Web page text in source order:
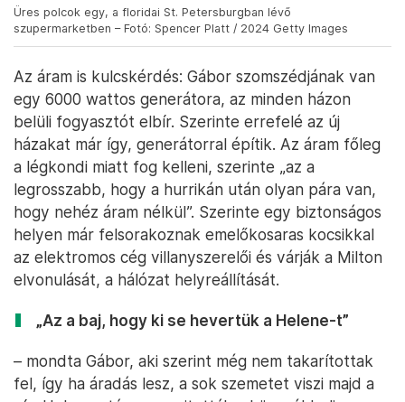
Üres polcok egy, a floridai St. Petersburgban lévő
szupermarketben – Fotó: Spencer Platt / 2024 Getty Images
Az áram is kulcskérdés: Gábor szomszédjának van
egy 6000 wattos generátora, az minden házon
belüli fogyasztót elbír. Szerinte errefelé az új
házakat már így, generátorral építik. Az áram főleg
a légkondi miatt fog kelleni, szerinte „az a
legrosszabb, hogy a hurrikán után olyan pára van,
hogy nehéz áram nélkül”. Szerinte egy biztonságos
helyen már felsorakoznak emelőkosaras kocsikkal
az elektromos cég villanyszerelői és várják a Milton
elvonulását, a hálózat helyreállítását.
„Az a baj, hogy ki se hevertük a Helene-t”
– mondta Gábor, aki szerint még nem takarítottak
fel, így ha áradás lesz, a sok szemetet viszi majd a